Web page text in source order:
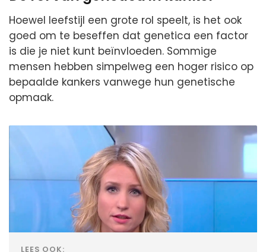
Hoewel leefstijl een grote rol speelt, is het ook
goed om te beseffen dat genetica een factor
is die je niet kunt beïnvloeden. Sommige
mensen hebben simpelweg een hoger risico op
bepaalde kankers vanwege hun genetische
opmaak.
LEES OOK: